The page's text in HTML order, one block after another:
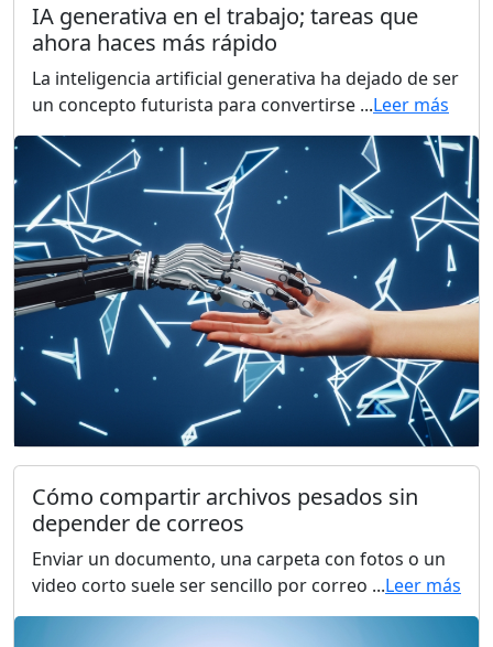
IA generativa en el trabajo; tareas que
ahora haces más rápido
La inteligencia artificial generativa ha dejado de ser
un concepto futurista para convertirse ...Leer más
Cómo compartir archivos pesados sin
depender de correos
Enviar un documento, una carpeta con fotos o un
video corto suele ser sencillo por correo ...Leer más